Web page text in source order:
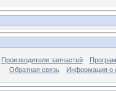
Производители запчастей
Обратная связь
Информация о